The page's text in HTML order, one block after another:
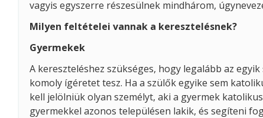
vagyis egyszerre részesülnek mindhárom,
Milyen feltételei vannak a keresztelésnek?
Gyermekek
A kereszteléshez szükséges, hogy legalább az
komoly ígéretet tesz. Ha a szülők egyike sem
kell jelölniük olyan személyt, aki a gyermek
gyermekkel azonos településen lakik, és segíteni